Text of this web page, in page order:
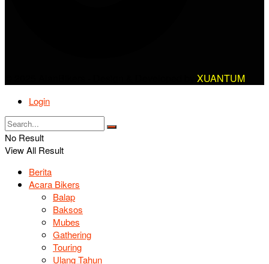
XUANTUM
Login
No Result
View All Result
Berita
Acara Bikers
Balap
Baksos
Mubes
Gathering
Touring
Ulang Tahun